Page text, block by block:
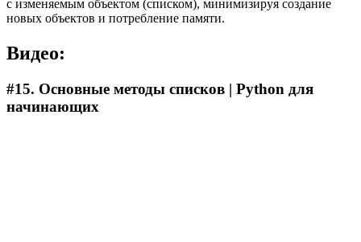
с изменяемым объектом (списком), минимизируя создание
новых объектов и потребление памяти.
Видео:
#15. Основные методы списков | Python для
начинающих